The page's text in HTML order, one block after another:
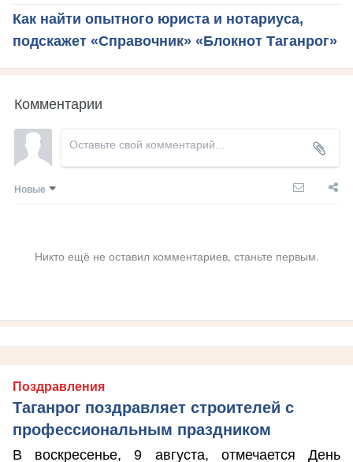
Как найти опытного юриста и нотариуса,
подскажет «Справочник» «Блокнот Таганрог»
Комментарии
Новые
Никто ещё не оставил комментариев, станьте первым.
Поздравления
Таганрог поздравляет строителей с
профессиональным праздником
В воскресенье, 9 августа, отмечается День